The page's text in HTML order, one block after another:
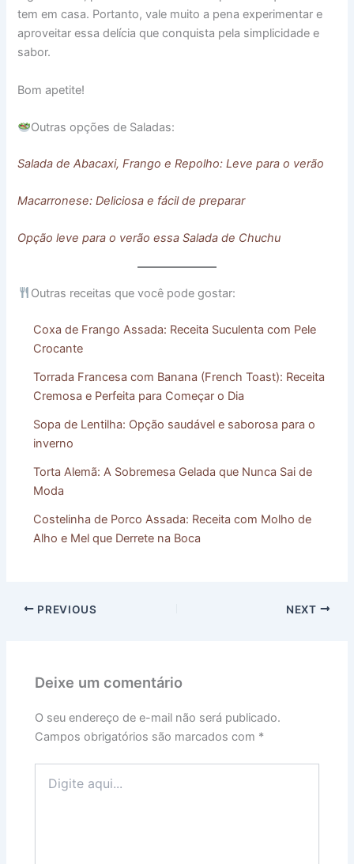
tem em casa. Portanto, vale muito a pena experimentar e
aproveitar essa delícia que conquista pela simplicidade e
sabor.
Bom apetite!
Outras opções de Saladas:
Salada de Abacaxi, Frango e Repolho: Leve para o verão
Macarronese: Deliciosa e fácil de preparar
Opção leve para o verão essa Salada de Chuchu
Outras receitas que você pode gostar:
Coxa de Frango Assada: Receita Suculenta com Pele
Crocante
Torrada Francesa com Banana (French Toast): Receita
Cremosa e Perfeita para Começar o Dia
Sopa de Lentilha: Opção saudável e saborosa para o
inverno
Torta Alemã: A Sobremesa Gelada que Nunca Sai de
Moda
Costelinha de Porco Assada: Receita com Molho de
Alho e Mel que Derrete na Boca
PREVIOUS NEXT
Deixe um comentário
O seu endereço de e-mail não será publicado.
Campos obrigatórios são marcados com *
aqui...